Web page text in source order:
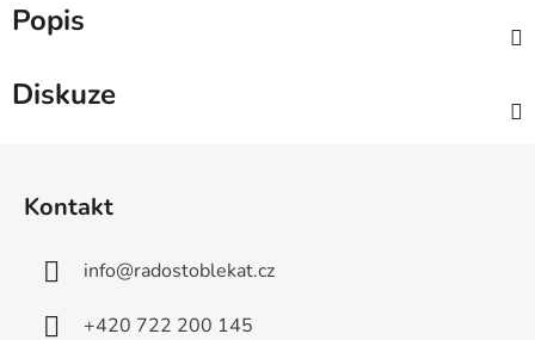
Popis
Diskuze
Kontakt
info@radostoblekat.cz
+420 722 200 145